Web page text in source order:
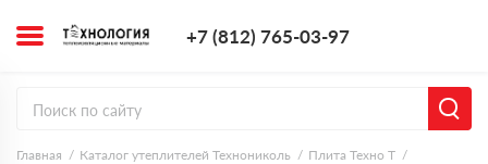
+7 (812) 765-03-97
Главная Каталог утеплителей Технониколь
Плита Техно Т